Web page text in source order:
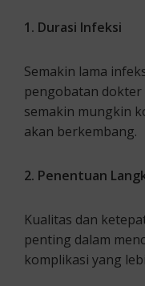
1. Durasi Infeksi
Semakin lama
pengobatan dokter
semakin mungkin
akan berkembang.
2. Penentuan
Kualitas dan
penting dalam
komplikasi yang